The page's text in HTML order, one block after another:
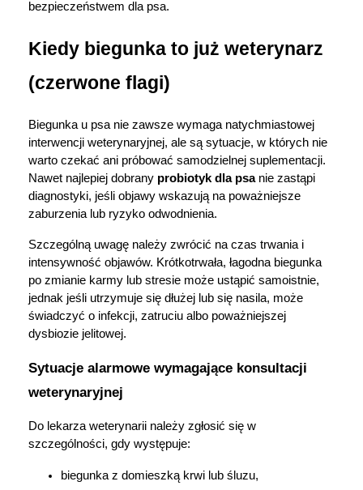
bezpieczeństwem dla psa.
Kiedy biegunka to już weterynarz
(czerwone flagi)
Biegunka u psa nie zawsze wymaga natychmiastowej
interwencji weterynaryjnej, ale są sytuacje, w których nie
warto czekać ani próbować samodzielnej suplementacji.
Nawet najlepiej dobrany probiotyk dla psa nie zastąpi
diagnostyki, jeśli objawy wskazują na poważniejsze
zaburzenia lub ryzyko odwodnienia.
Szczególną uwagę należy zwrócić na czas trwania i
intensywność objawów. Krótkotrwała, łagodna biegunka
po zmianie karmy lub stresie może ustąpić samoistnie,
jednak jeśli utrzymuje się dłużej lub się nasila, może
świadczyć o infekcji, zatruciu albo poważniejszej
dysbiozie jelitowej.
Sytuacje alarmowe wymagające konsultacji
weterynaryjnej
Do lekarza weterynarii należy zgłosić się w
szczególności, gdy występuje:
biegunka z domieszką krwi lub śluzu,